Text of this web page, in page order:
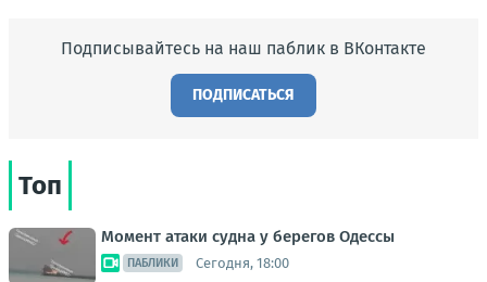
Подписывайтесь на наш паблик в ВКонтакте
ПОДПИСАТЬСЯ
Топ
Момент атаки судна у берегов Одессы
ПАБЛИКИ Сегодня, 18:00